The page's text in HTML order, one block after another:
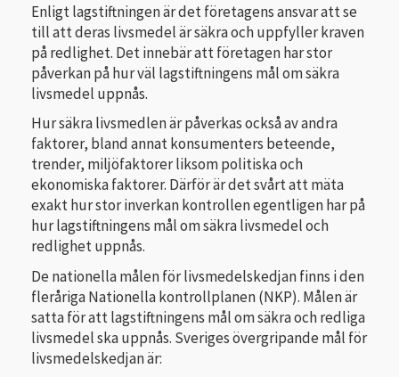
Enligt lagstiftningen är det företagens ansvar att se
till att deras livsmedel är säkra och uppfyller kraven
på redlighet. Det innebär att företagen har stor
påverkan på hur väl lagstiftningens mål om säkra
livsmedel uppnås.
Hur säkra livsmedlen är påverkas också av andra
faktorer, bland annat konsumenters beteende,
trender, miljöfaktorer liksom politiska och
ekonomiska faktorer. Därför är det svårt att mäta
exakt hur stor inverkan kontrollen egentligen har på
hur lagstiftningens mål om säkra livsmedel och
redlighet uppnås.
De nationella målen för livsmedelskedjan finns i den
fleråriga Nationella kontrollplanen (NKP). Målen är
satta för att lagstiftningens mål om säkra och redliga
livsmedel ska uppnås. Sveriges övergripande mål för
livsmedelskedjan är: